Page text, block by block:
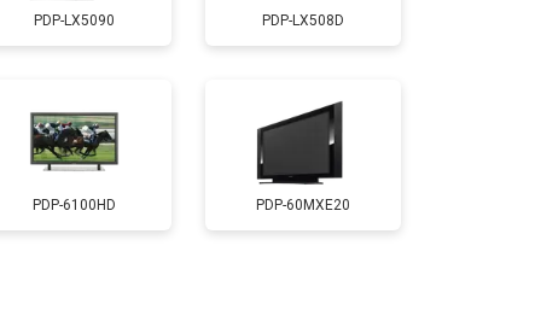
3100 ₽ Заказать
3700 ₽ Заказать
5500 ₽
PDP-LX5090 PDP-LX508D
PDP-6100HD PDP-60MXE20